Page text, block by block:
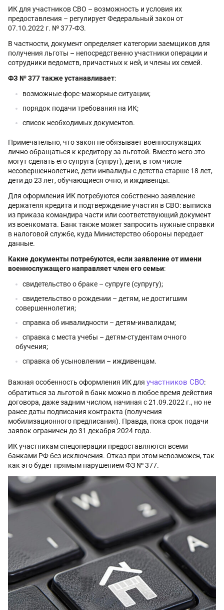
ИК для участников СВО – возможность и условия их
предоставления – регулирует Федеральный закон от
07.10.2022 г. № 377-ФЗ.
В частности, документ определяет категории заемщиков для
получения льготы – непосредственно участники операции и
сотрудники ведомств, причастных к ней, и члены их семей.
ФЗ №377 также устанавливает:
возможные форс-мажорные ситуации;
порядок подачи требования на ИК;
список необходимых документов.
Примечательно, что закон не обязывает военнослужащих
лично обращаться к кредитору за льготой. Вместо него это
могут сделать его супруга (супруг), дети, в том числе
несовершеннолетние, дети-инвалиды с детства старше 18 лет,
дети до 23 лет, обучающиеся очно, и иждивенцы.
Для оформления ИК потребуются собственно заявление
держателя кредита и подтверждение участия в СВО: выписка
из приказа командира части или соответствующий документ
из военкомата. Банк также может запросить нужные справки
в налоговой службе, куда Министерство обороны передает
данные.
Какие документы потребуются, если заявление от имени
военнослужащего направляет член его семьи:
свидетельство о браке – супруге (супругу);
свидетельство о рождении – детям, не достигшим
совершеннолетия;
справка об инвалидности – детям-инвалидам;
справка с места учебы – детям-студентам очного
обучения;
справка об усыновлении – иждивенцам.
Важная особенность оформления ИК для участников СВО:
обратиться за льготой в банк можно в любое время действия
договора, даже задним числом, начиная с 21.09.2022 г., но не
ранее даты подписания контракта (получения
мобилизационного предписания). Правда, пока срок подачи
заявок ограничен до 31 декабря 2024 года.
ИК участникам спецоперации предоставляются всеми
банками РФ без исключения. Отказ при этом невозможен, так
как это будет прямым нарушением ФЗ № 377.